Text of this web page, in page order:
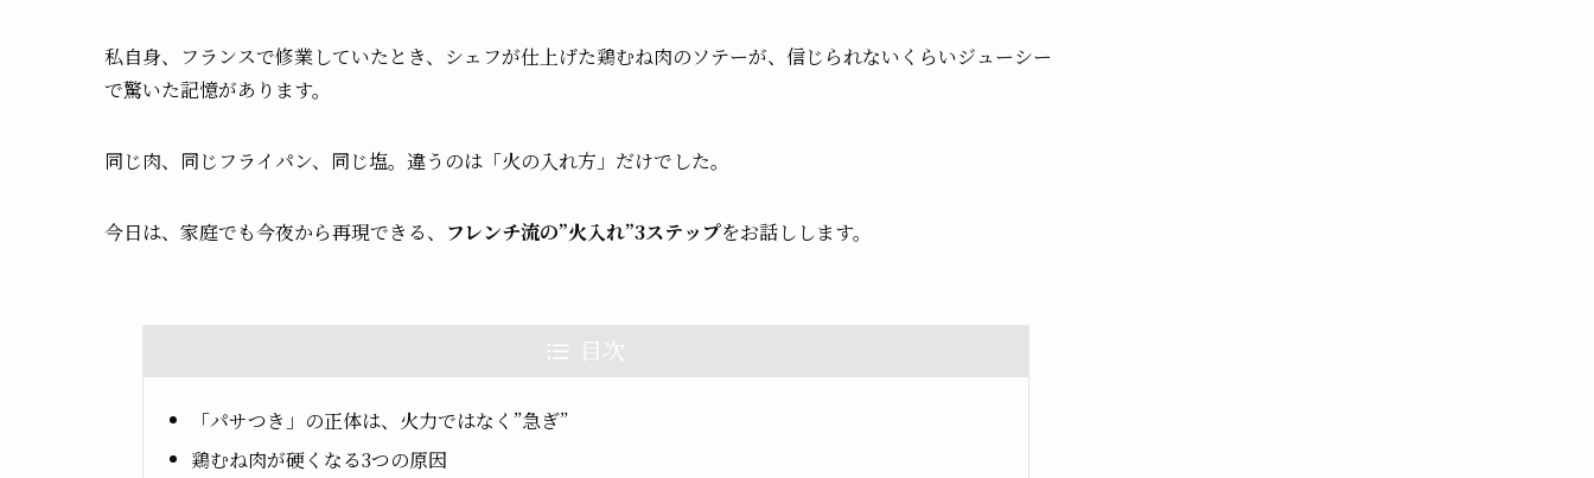
私自身、フランスで修業していたとき、シェフが仕上げた鶏むね肉のソテーが、信じられないくらいジューシー
で驚いた記憶があります。
同じ肉、同じフライパン、同じ塩。違うのは「火の入れ方」だけでした。
今日は、家庭でも今夜から再現できる、 フレンチ流の”火入れ”3ステップをお話しします。
目次
「パサつき」の正体は、火力ではなく”急ぎ”
鶏むね肉が硬くなる3つの原因